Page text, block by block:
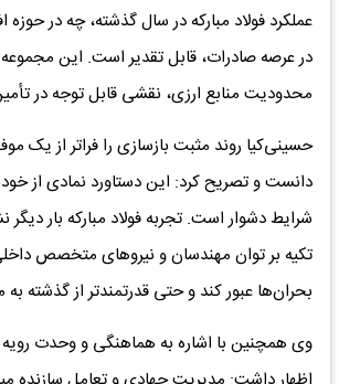
عملکرد فولاد مبارکه در سال گذشته، چه در حوزه
در عرصه صادرات، قابل تقدیر است. این
محدودیت منابع ارزی، نقشی قابل توجه در
حسینی‌کیا روند مثبت بازسازی را فراتر از یک
دانست و تصریح کرد: این دستاورد نمادی از
شرایط دشوار است. تجربه فولاد مبارکه بار دیگر
تکیه بر توان مهندسان و نیروهای متخصص
بحران‌ها عبور کند و حتی قدرتمندتر از گذشته به
وی همچنین با اشاره به هماهنگی و وحدت